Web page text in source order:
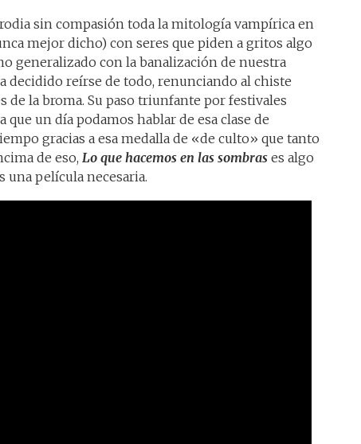
sin compasión toda la mitología vampírica en
mejor dicho) con seres que piden a gritos algo
generalizado con la banalización de nuestra
decidido reírse de todo, renunciando al chiste
la broma. Su paso triunfante por festivales
que un día podamos hablar de esa clase de
gracias a esa medalla de «de culto» que tanto
de eso, Lo que hacemos en las sombras es algo
una película necesaria.